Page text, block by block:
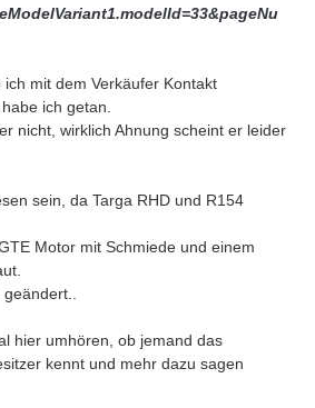
mit dem Verkäufer Kontakt
ich getan.
nicht, wirklich Ahnung scheint er leider
sein, da Targa RHD und R154
Motor mit Schmiede und einem
hier umhören, ob jemand das
kennt und mehr dazu sagen